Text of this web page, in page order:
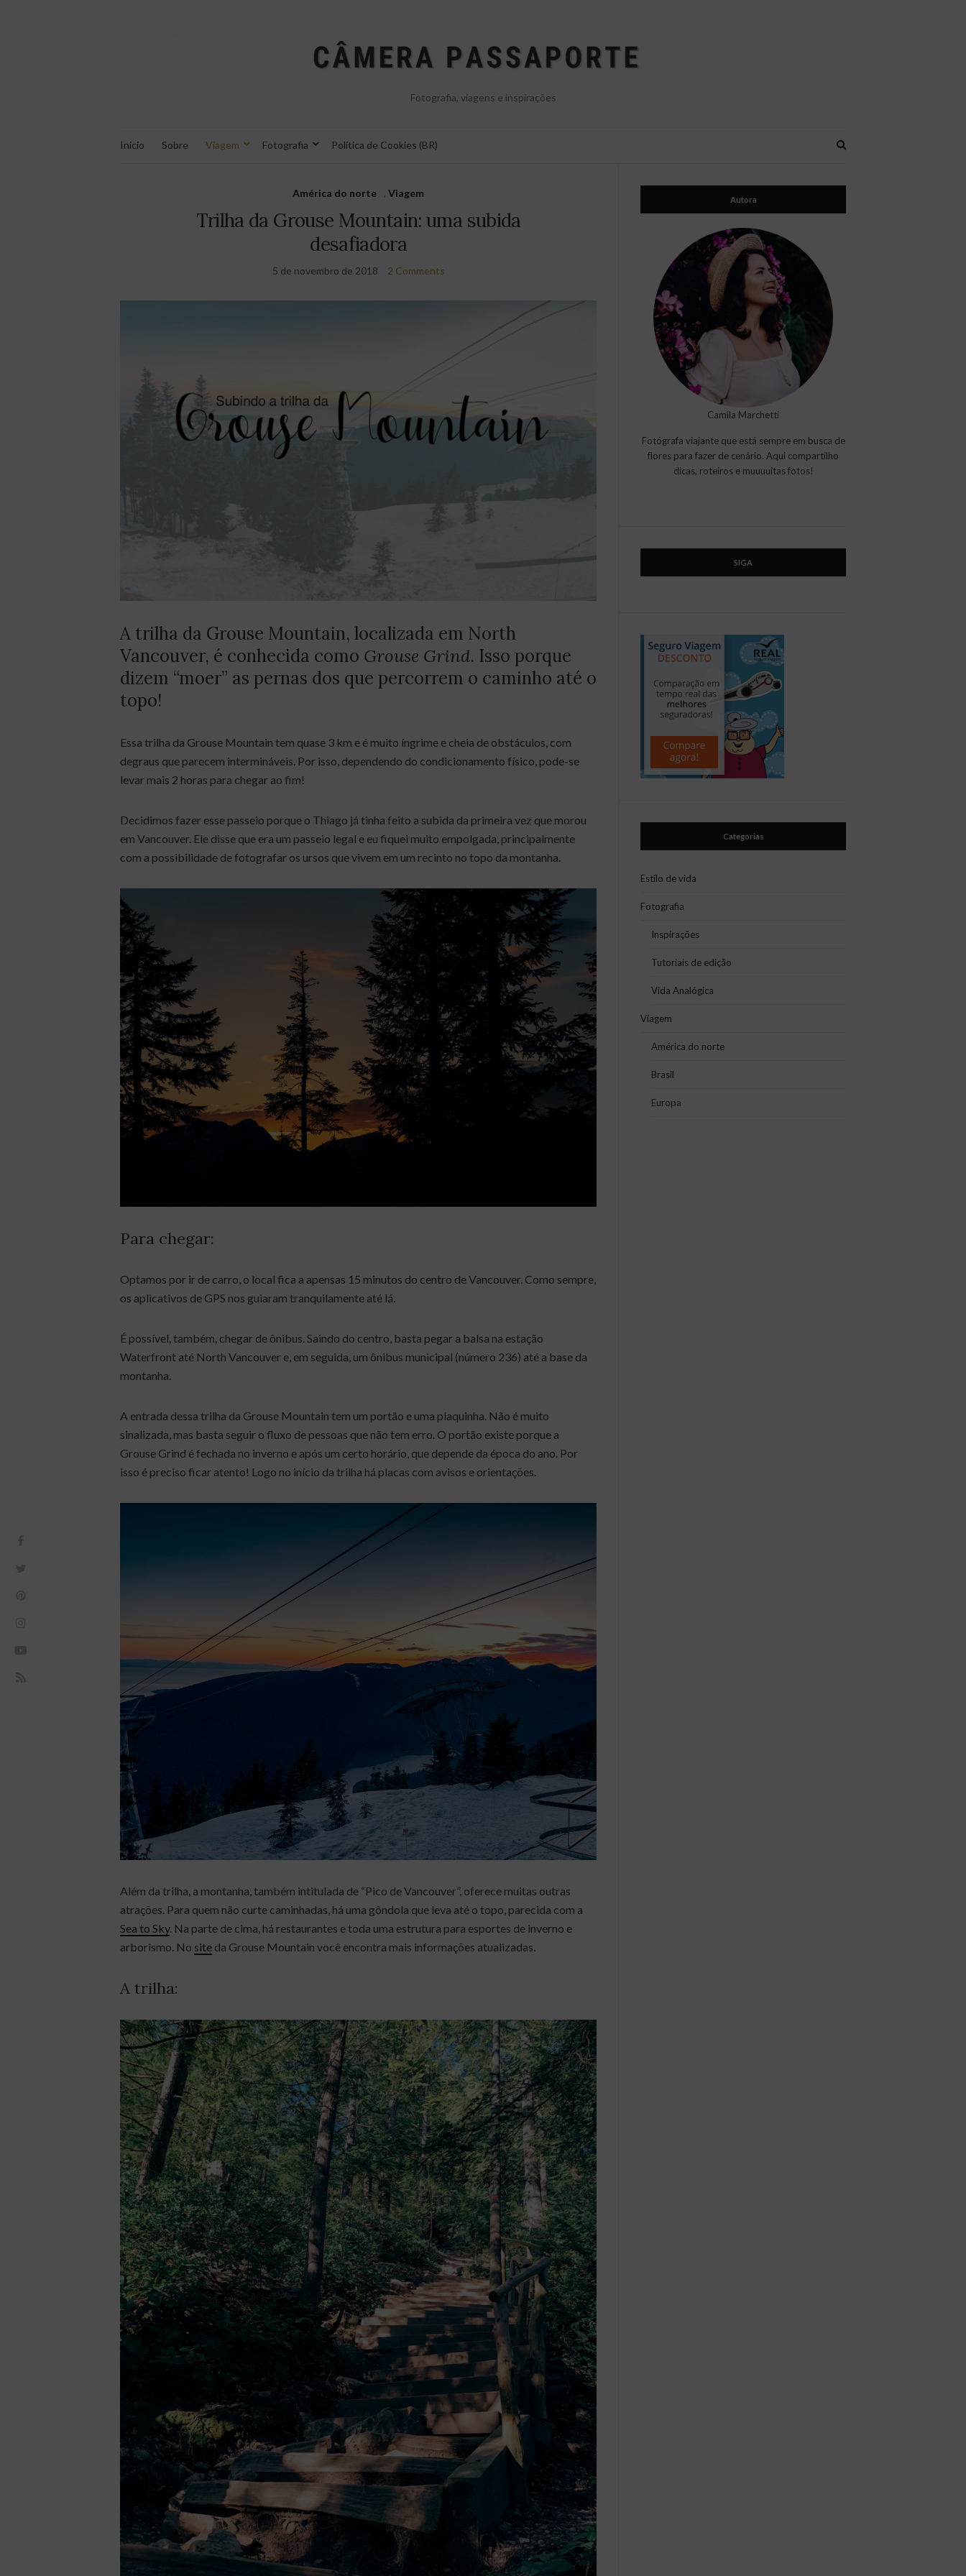
Fotografia, viagens e inspirações
Início Sobre Viagem Fotografia Política de Cookies (BR)
América do norte ,Viagem
Trilha da Grouse Mountain: uma subida
desafiadora
5 de novembro de 2018 2 Comments
A trilha da Grouse Mountain, localizada em North
Vancouver, é conhecida como Grouse Grind. Isso porque
dizem “moer” as pernas dos que percorrem o caminho até o
topo!
Essa trilha da Grouse Mountain tem quase 3 km e é muito íngrime e cheia de obstáculos, com
degraus que parecem intermináveis. Por isso, dependendo do condicionamento físico, pode-se
levar mais 2 horas para chegar ao fim!
Decidimos fazer esse passeio porque o Thiago já tinha feito a subida da primeira vez que morou
em Vancouver. Ele disse que era um passeio legal e eu fiquei muito empolgada, principalmente
com a possibilidade de fotografar os ursos que vivem em um recinto no topo da montanha.
Para chegar:
Optamos por ir de carro, o local fica a apensas 15 minutos do centro de Vancouver. Como sempre,
os aplicativos de GPS nos guiaram tranquilamente até lá.
É possível, também, chegar de ônibus. Saindo do centro, basta pegar a balsa na estação
Waterfront até North Vancouver e, em seguida, um ônibus municipal (número 236) até a base da
montanha.
A entrada dessa trilha da Grouse Mountain tem um portão e uma plaquinha. Não é muito
sinalizada, mas basta seguir o fluxo de pessoas que não tem erro. O portão existe porque a
Grouse Grind é fechada no inverno e após um certo horário, que depende da época do ano. Por
isso é preciso ficar atento! Logo no início da trilha há placas com avisos e orientações.
Além da trilha, a montanha, também intitulada de “Pico de Vancouver”, oferece muitas outras
atrações. Para quem não curte caminhadas, há uma gôndola que leva até o topo, parecida com a
Sea to Sky. Na parte de cima, há restaurantes e toda uma estrutura para esportes de inverno e
arborismo. No site da Grouse Mountain você encontra mais informações atualizadas.
A trilha:
Autora
Camila Marchetti
Fotógrafa viajante que está sempre em busca de
flores para fazer de cenário. Aqui compartilho
dicas, roteiros e muuuuitas fotos!
SIGA
Categorias
Estilo de vida
Fotografia
Inspirações
Tutoriais de edição
Vida Analógica
Viagem
América do norte
Brasil
Europa